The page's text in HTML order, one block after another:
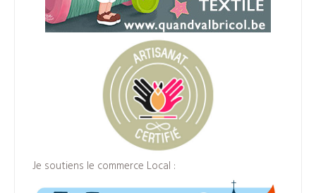
Je soutiens le commerce Local :